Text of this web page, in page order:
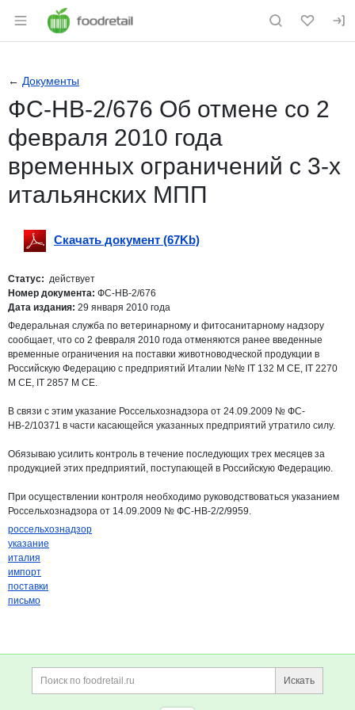
Раздел навигации по сайту
← Документы
ФС-НВ-2/676 Об отмене со 2
февраля 2010 года
временных ограничений с 3-х
итальянских МПП
Скачать документ (67Kb)
Статус: действует
Номер документа: ФС-НВ-2/676
Дата издания: 29 января 2010 года
Федеральная служба по ветеринарному и фитосанитарному надзору
сообщает, что со 2 февраля 2010 года отменяются ранее введенные
временные ограничения на поставки животноводческой продукции в
Российскую Федерацию с предприятий Италии №№ IT 132 M CE, IT 2270
M CE, IT 2857 M CE.
В связи с этим указание Россельхознадзора от 24.09.2009 № ФС-
НВ-2/10371 в части касающейся указанных предприятий утратило силу.
Обязываю усилить контроль в течение последующих трех месяцев за
продукцией этих предприятий, поступающей в Российскую Федерацию.
При осуществлении контроля необходимо руководствоваться указанием
Россельхознадзора от 14.09.2009 № ФС-НВ-2/2/9959.
россельхознадзор
указание
италия
импорт
поставки
письмо
Дополнительная информация
Поиск по сайту и
Искать